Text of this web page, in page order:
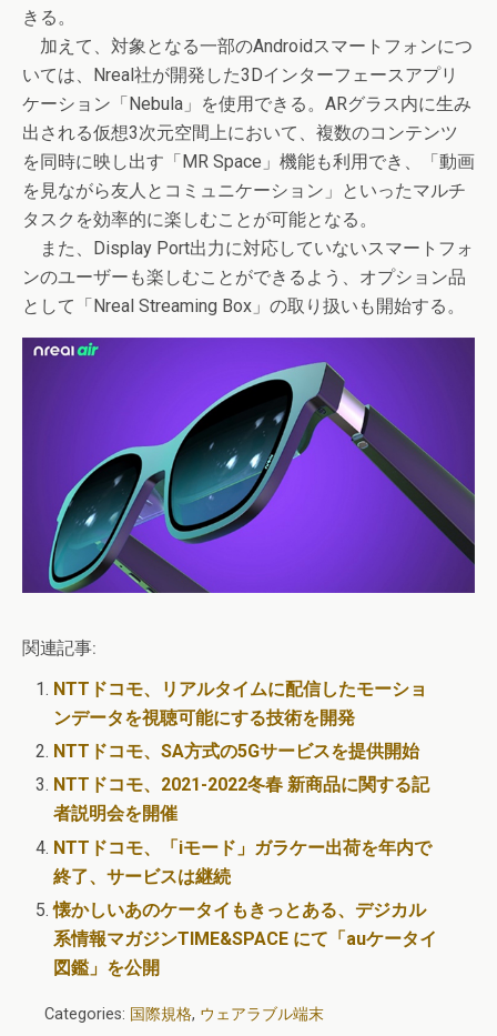
きる。
加えて、対象となる一部のAndroidスマートフォンにつ
いては、Nreal社が開発した3Dインターフェースアプリ
ケーション「Nebula」を使用できる。ARグラス内に生み
出される仮想3次元空間上において、複数のコンテンツ
を同時に映し出す「MR Space」機能も利用でき、「動画
を見ながら友人とコミュニケーション」といったマルチ
タスクを効率的に楽しむことが可能となる。
また、Display Port出力に対応していないスマートフォ
ンのユーザーも楽しむことができるよう、オプション品
として「Nreal Streaming Box」の取り扱いも開始する。
関連記事:
NTTドコモ、リアルタイムに配信したモーショ
ンデータを視聴可能にする技術を開発
NTTドコモ、SA方式の5Gサービスを提供開始
NTTドコモ、2021-2022冬春 新商品に関する記
者説明会を開催
NTTドコモ、「iモード」ガラケー出荷を年内で
終了、サービスは継続
懐かしいあのケータイもきっとある、デジカル
系情報マガジンTIME&SPACE にて「auケータイ
図鑑」を公開
Categories: 国際規格, ウェアラブル端末